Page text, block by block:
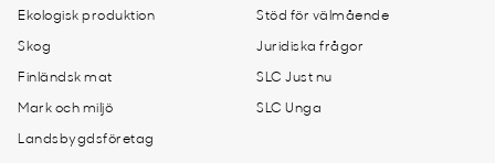
Ekologisk produktion
Skog
Finländsk mat
Mark och miljö
Landsbygdsföretag
Stöd för välmående
Juridiska frågor
SLC Just nu
SLC Unga